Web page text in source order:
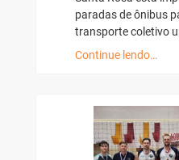
paradas de ônibus
transporte coletivo
Continue lendo…